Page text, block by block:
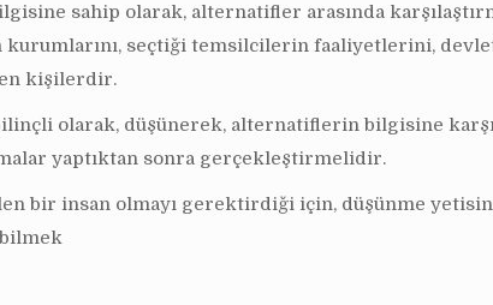
sahip olarak, alternatifler arasında
seçtiği temsilcilerin faaliyetlerini,
kişilerdir.
olarak, düşünerek, alternatiflerin bilgisine
yaptıktan sonra gerçekleştirmelidir.
bir insan olmayı gerektirdiği için, düşünme